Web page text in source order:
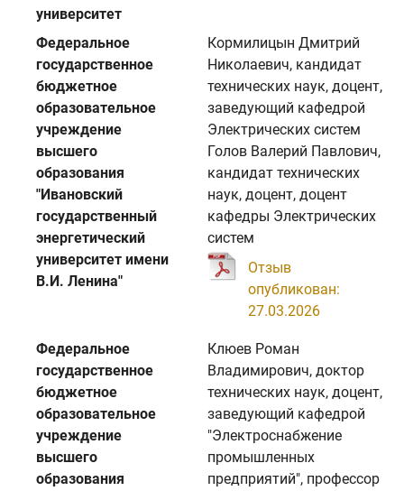
университет
Федеральное
государственное
бюджетное
образовательное
учреждение
высшего
образования
"Ивановский
государственный
энергетический
университет имени
В.И. Ленина"
Кормилицын Дмитрий
Николаевич, кандидат
технических наук, доцент,
заведующий кафедрой
Электрических систем
Голов Валерий Павлович,
кандидат технических
наук, доцент, доцент
кафедры Электрических
систем
Отзыв
опубликован:
27.03.2026
Федеральное
государственное
бюджетное
образовательное
учреждение
высшего
образования
Клюев Роман
Владимирович, доктор
технических наук, доцент,
заведующий кафедрой
"Электроснабжение
промышленных
предприятий", профессор